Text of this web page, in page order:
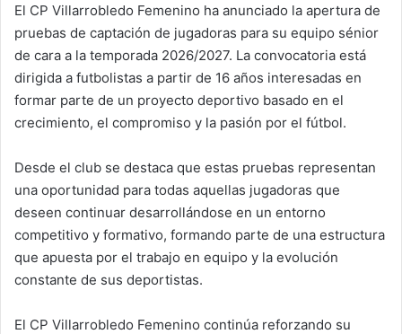
El CP Villarrobledo Femenino ha anunciado la apertura de
pruebas de captación de jugadoras para su equipo sénior
de cara a la temporada 2026/2027. La convocatoria está
dirigida a futbolistas a partir de 16 años interesadas en
formar parte de un proyecto deportivo basado en el
crecimiento, el compromiso y la pasión por el fútbol.
Desde el club se destaca que estas pruebas representan
una oportunidad para todas aquellas jugadoras que
deseen continuar desarrollándose en un entorno
competitivo y formativo, formando parte de una estructura
que apuesta por el trabajo en equipo y la evolución
constante de sus deportistas.
El CP Villarrobledo Femenino continúa reforzando su